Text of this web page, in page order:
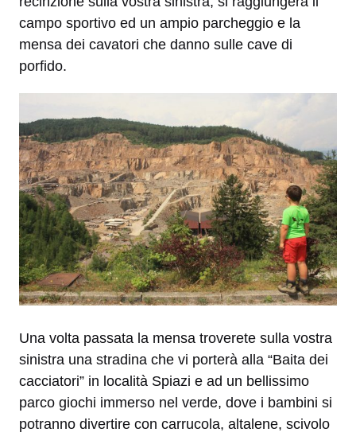
campo sportivo ed un ampio parcheggio e la
mensa dei cavatori che danno sulle cave di
porfido.
Una volta passata la mensa troverete sulla vostra
sinistra una stradina che vi porterà alla “Baita dei
cacciatori” in località Spiazi e ad un bellissimo
parco giochi immerso nel verde, dove i bambini si
potranno divertire con carrucola, altalene, scivolo